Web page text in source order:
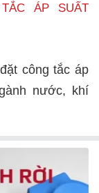
ÁP SUẤT
công tắc áp
nước, khí